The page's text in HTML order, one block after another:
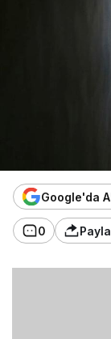
Google'da
0